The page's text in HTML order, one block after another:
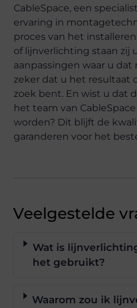
CableSpace, een
ervaring in
proces van het
of lijnverlichting staan zij
aanpassingen waar u
zeker dat u het resultaat
zoek bent. En wist u dat
het team van
worden? Dit blijft de
garanderen voor het
Veelgestelde
Wat is
het gebruikt?
Waarom zou ik